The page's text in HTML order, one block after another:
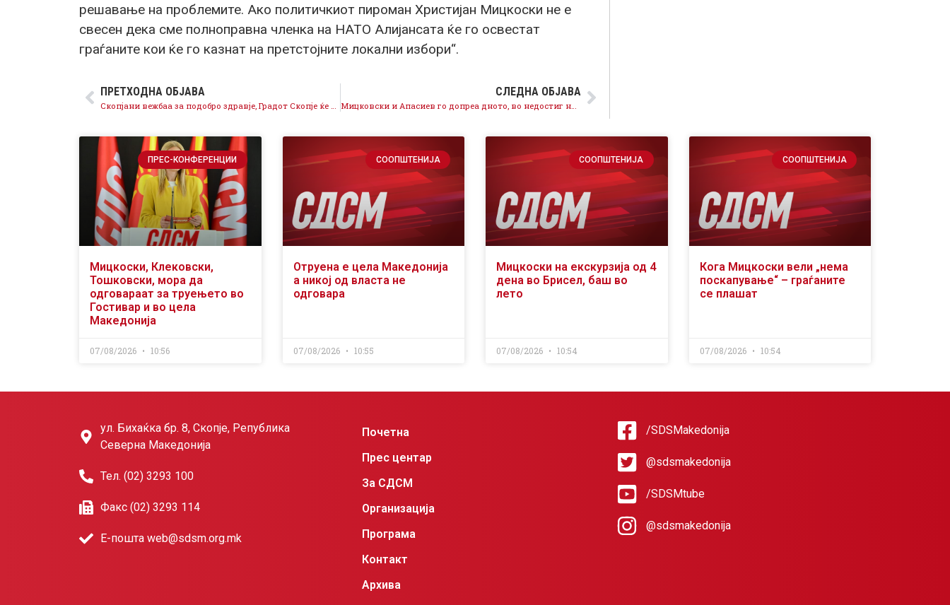
решавање на проблемите. Ако политичкиот пироман Христијан Мицкоски не е
свесен дека сме полноправна членка на НАТО Алијансата ќе го освестат
граѓаните кои ќе го казнат на претстојните локални избори“.
ПРЕТХОДНА ОБЈАВА
Скопјани вежбаа за подобро здравје, Градот Скопје ќе отвори две летни сцени
СЛЕДНА ОБЈАВА
Мицковски и Апасиев го допреа дното, во недостиг на аргументи се борат со пцовки, навреди и лаги
ПРЕС-КОНФЕРЕНЦИИ
Мицкоски, Клековски,
Тошковски, мора да
одговараат за труењето во
Гостивар и во цела
Македонија
07/08/2026 10:56
СООПШТЕНИЈА
Отруена е цела Македонија
а никој од власта не
одговара
07/08/2026 10:55
СООПШТЕНИЈА
Мицкоски на екскурзија од 4
дена во Брисел, баш во
лето
07/08/2026 10:54
СООПШТЕНИЈА
Кога Мицкоски вели „нема
поскапување“ – граѓаните
се плашат
07/08/2026 10:54
ул. Бихаќка бр. 8, Скопје, Република
Северна Македонија
Тел. (02) 3293 100
Факс (02) 3293 114
Е-пошта web@sdsm.org.mk
Почетна
Прес центар
За СДСМ
Организација
Програма
Контакт
Архива
/SDSMakedonija
@sdsmakedonija
/SDSMtube
@sdsmakedonija